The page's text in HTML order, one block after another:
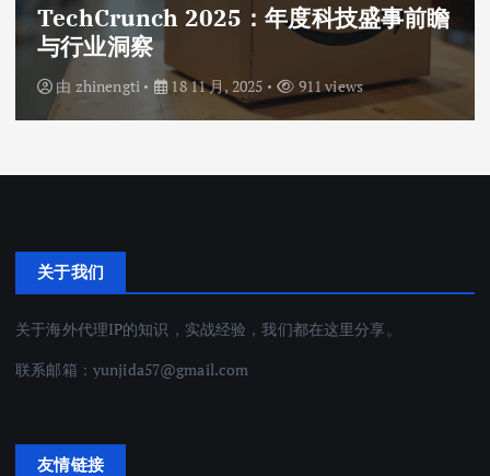
TechCrunch 2025：年度科技盛事前瞻
与行业洞察
由 zhinengti 18 11 月, 2025 911 views
关于我们
关于海外代理IP的知识，实战经验，我们都在这里分享。
联系邮箱： yunjida57@gmail.com
友情链接